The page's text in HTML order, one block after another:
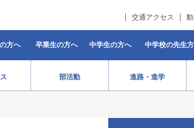
交通アクセス
方へ 卒業生の方へ 中学生の方へ 中学校の先生
部活動 進路・進学